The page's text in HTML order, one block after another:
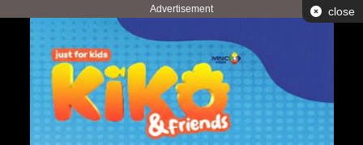
Advertisement close